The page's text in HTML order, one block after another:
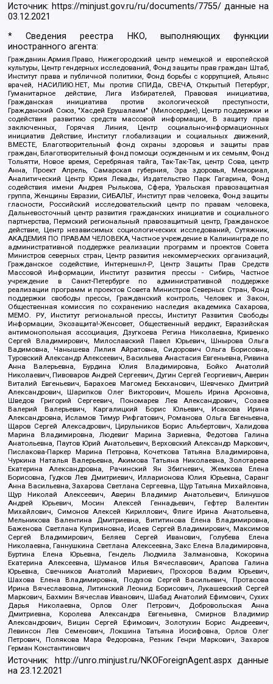
Источник: https://minjust.gov.ru/ru/documents/7755/ данные на
03.12.2021
* Сведения реестра НКО, выполняющих функции
иностранного агента:
Гражданин.Армия.Право, Нижегородский центр немецкой и европейской
культуры, Центр гендерных исследований, Фонд защиты прав граждан Штаб,
Институт права и публичной политики, Фонд борьбы с коррупцией, Альянс
врачей, НАСИЛИЮ.НЕТ, Мы против СПИДа, СВЕЧА, Открытый Петербург,
Гуманитарное действие, Лига Избирателей, Правовая инициатива,
Гражданская инициатива против экологической преступности,
Гражданский Союз, "Хасдей Ерушалаим" (Милосердие), Центр поддержки и
содействия развитию средств массовой информации, В защиту прав
заключенных, Горячая Линия, Центр социально-информационных
инициатив Действие, Институт глобализации и социальных движений,
ВМЕСТЕ, Благотворительный фонд охраны здоровья и защиты прав
граждан, Благотворительный фонд помощи осужденным и их семьям, Фонд
Тольятти, Новое время, Серебряная тайга, Так-Так-Так, центр Сова, центр
Анна, Проект Апрель, Самарская губерния, Эра здоровья, Мемориал,
Аналитический Центр Юрия Левады, Издательство Парк Гагарина, Фонд
содействия имени Андрея Рылькова, Сфера, Уральская правозащитная
группа, Женщины Евразии, СИБАЛЬТ, Институт прав человека, Фонд защиты
гласности, Российский исследовательский центр по правам человека,
Дальневосточный центр развития гражданских инициатив и социального
партнерства, Пермский региональный правозащитный центр, Гражданское
действие, Центр независимых социологических исследований, Сутяжник,
АКАДЕМИЯ ПО ПРАВАМ ЧЕЛОВЕКА, Частное учреждение в Калининграде по
административной поддержке реализации программ и проектов Совета
Министров северных стран, Центр развития некоммерческих организаций,
Гражданское содействие, Интернешнл-Р, Центр Защиты Прав Средств
Массовой Информации, Институт развития прессы - Сибирь, Частное
учреждение в Санкт-Петербурге по административной поддержке
реализации программ и проектов Совета Министров Северных Стран, Фонд
поддержки свободы прессы, Гражданский контроль, Человек и Закон,
Общественная комиссия по сохранению наследия академика Сахарова,
МЕМО. РУ, Институт региональной прессы, Институт Развития Свободы
Информации, Экозащита!-Женсовет, Общественный вердикт, Евразийская
антимонопольная ассоциация, Дзугкоева Регина Николаевна, Кривенко
Сергей Владимирович, Милославский Павел Юрьевич, Шнырова Ольга
Вадимовна, Чанышева Лилия Айратовна, Сидорович Ольга Борисовна,
Туровский Александр Алексеевич, Васильева Анастасия Евгеньевна, Ривина
Анна Валерьевна, Бурдина Юлия Владимировна, Бойко Анатолий
Николаевич, Пивоваров Андрей Сергеевич, Дугин Сергей Георгиевич, Аверин
Виталий Евгеньевич, Барахоев Магомед Бекханович, Шевченко Дмитрий
Александрович, Шарипков Олег Викторович, Мошель Ирина Ароновна,
Шведов Григорий Сергеевич, Пономарев Лев Александрович, Созаев
Валерий Валерьевич, Каргалицкий Борис Юльевич, Исакова Ирина
Александровна, Исламов Тимур Рифгатович, Романова Ольга Евгеньевна,
Щаров Сергей Алексадрович, Цирульников Борис Альбертович, Халидова
Марина Владимировна, Людевиг Марина Зариевна, Федотова Галина
Анатольевна, Паутов Юрий Анатольевич, Верховский Александр Маркович,
Пислакова-Паркер Марина Петровна, Кочеткова Татьяна Владимировна,
Чуркина Наталья Валерьевна, Акимова Татьяна Николаевна, Золотарева
Екатерина Александровна, Рачинский Ян Збигневич, Жемкова Елена
Борисовна, Гудков Лев Дмитриевич, Илларионова Юлия Юрьевна, Саранг
Анна Васильевна, Захарова Светлана Сергеевна, Щур Татьяна Михайловна,
Щур Николай Алексеевич, Аверин Владимир Анатольевич, Блинушов
Андрей Юрьевич, Мосин Алексей Геннадьевич, Гефтер Валентин
Михайлович, Симонов Алексей Кириллович, Флиге Ирина Анатольевна,
Мельникова Валентина Дмитриевна, Вититинова Елена Владимировна,
Баженова Светлана Куприяновна, Исаев Сергей Владимирович, Максимов
Сергей Владимирович, Беляев Сергей Иванович, Голубева Елена
Николаевна, Ганнушкина Светлана Алексеевна, Закс Елена Владимировна,
Буртина Елена Юрьевна, Гендель Людмила Залмановна, Кокорина
Екатерина Алексеевна, Шуманов Илья Вячеславович, Арапова Галина
Юрьевна, Свечников Анатолий Мариевич, Прохоров Вадим Юрьевич,
Шахова Елена Владимировна, Подузов Сергей Васильевич, Протасова
Ирина Вячеславовна, Литинский Леонид Борисович, Лукашевский Сергей
Маркович, Бахмин Вячеслав Иванович, Шабад Анатолий Ефимович, Сухих
Дарья Николаевна, Орлов Олег Петрович, Добровольская Анна
Дмитриевна, Королева Александра Евгеньевна, Смирнов Владимир
Александрович, Вицин Сергей Ефимович, Золотухин Борис Андреевич,
Левинсон Лев Семенович, Локшина Татьяна Иосифовна, Орлов Олег
Петрович, Полякова Мара Федоровна, Резник Генри Маркович, Захаров
Герман Константинович
Источник: http://unro.minjust.ru/NKOForeignAgent.aspxданные
на23.12.2021